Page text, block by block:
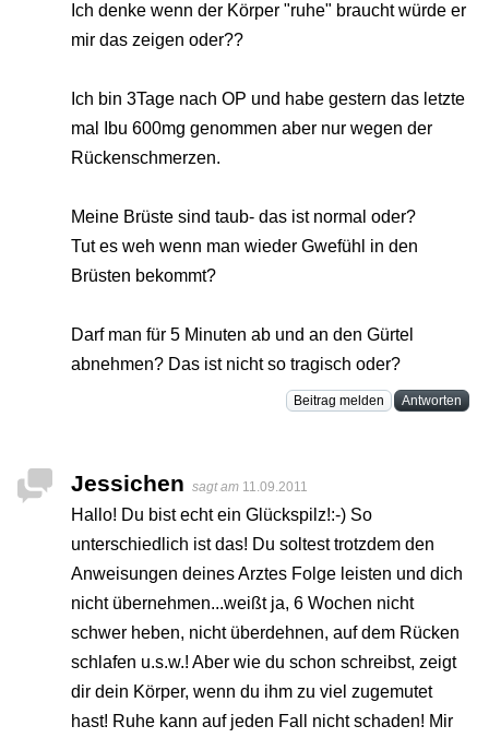
Ich denke wenn der Körper "ruhe" braucht würde er
mir das zeigen oder??
Ich bin 3Tage nach OP und habe gestern das letzte
mal Ibu 600mg genommen aber nur wegen der
Rückenschmerzen.
Meine Brüste sind taub- das ist normal oder?
Tut es weh wenn man wieder Gwefühl in den
Brüsten bekommt?
Darf man für 5 Minuten ab und an den Gürtel
abnehmen? Das ist nicht so tragisch oder?
Beitrag melden Antworten
Jessichen sagt am 11.09.2011
Hallo! Du bist echt ein Glückspilz!:-) So
unterschiedlich ist das! Du soltest trotzdem den
Anweisungen deines Arztes Folge leisten und dich
nicht übernehmen...weißt ja, 6 Wochen nicht
schwer heben, nicht überdehnen, auf dem Rücken
schlafen u.s.w.! Aber wie du schon schreibst, zeigt
dir dein Körper, wenn du ihm zu viel zugemutet
hast! Ruhe kann auf jeden Fall nicht schaden! Mir